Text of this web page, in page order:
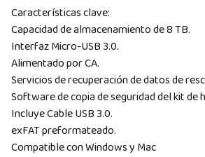
Características clave:
Capacidad de almacenamiento de 8 TB.
Interfaz Micro-USB 3.0.
Alimentado por CA.
Servicios de recuperación de datos de
Software de copia de seguridad del kit de
Incluye Cable USB 3.0.
exFAT preformateado.
Compatible con Windows y Mac